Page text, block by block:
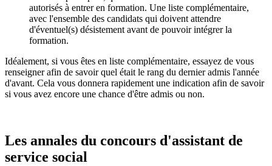
autorisés à entrer en formation. Une liste complémentaire,
avec l'ensemble des candidats qui doivent attendre
d'éventuel(s) désistement avant de pouvoir intégrer la
formation.
Idéalement, si vous êtes en liste complémentaire, essayez de vous
renseigner afin de savoir quel était le rang du dernier admis l'année
d'avant. Cela vous donnera rapidement une indication afin de savoir
si vous avez encore une chance d'être admis ou non.
Les annales du concours d'assistant de
service social